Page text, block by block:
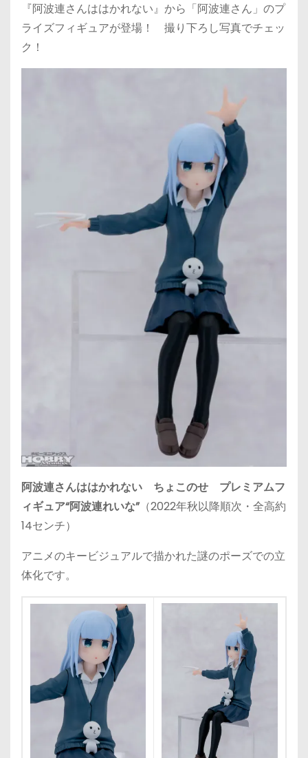
『阿波連さんははかれない』から「阿波連さん」のプ
ライズフィギュアが登場！ 撮り下ろし写真でチェッ
ク！
阿波連さんははかれない ちょこのせ プレミアムフ
ィギュア“阿波連れいな”（2022年秋以降順次・全高約
14センチ）
アニメのキービジュアルで描かれた謎のポーズでの立
体化です。